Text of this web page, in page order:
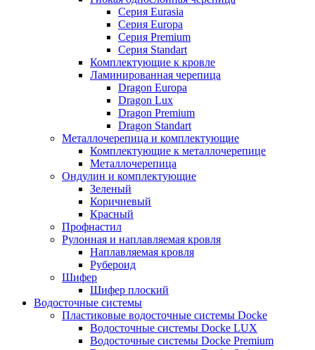
Серия Eurasia
Серия Europa
Серия Premium
Серия Standart
Комплектующие к кровле
Ламинированная черепица
Dragon Europa
Dragon Lux
Dragon Premium
Dragon Standart
Металлочерепица и комплектующие
Комплектующие к металлочерепице
Металлочерепица
Ондулин и комплектующие
Зеленый
Коричневый
Красный
Профнастил
Рулонная и наплавляемая кровля
Наплавляемая кровля
Рубероид
Шифер
Шифер плоский
Водосточные системы
Пластиковые водосточные системы Docke
Водосточные системы Docke LUX
Водосточные системы Docke Premium